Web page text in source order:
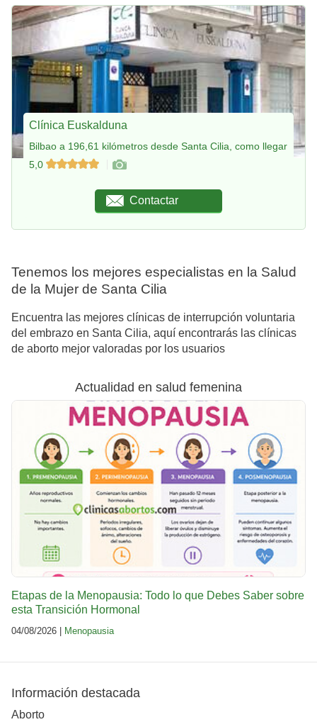
Clínica Euskalduna
Bilbao a 196,61 kilómetros desde Santa Cilia, como llegar
5,0
Contactar
Tenemos los mejores especialistas en la Salud
de la Mujer de Santa Cilia
Encuentra las mejores clínicas de interrupción voluntaria
del embrazo en Santa Cilia, aquí encontrarás las clínicas
de aborto mejor valoradas por los usuarios
Actualidad en salud femenina
Etapas de la Menopausia: Todo lo que Debes Saber sobre
esta Transición Hormonal
04/08/2026 | Menopausia
Información destacada
Aborto